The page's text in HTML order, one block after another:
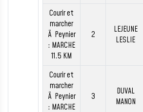
Courir et
marcher
Ã Peynier
: MARCHE
11.5 KM
2
LEJEUNE
LESLIE
Courir et
marcher
Ã Peynier
: MARCHE
3
DUVAL
MANON